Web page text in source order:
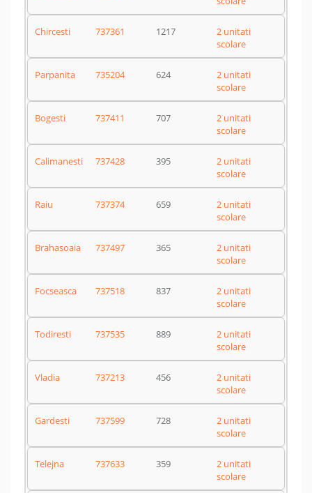
Chircesti 737361 1217
2 unitati
scolare
Parpanita 735204 624
2 unitati
scolare
Bogesti 737411 707
2 unitati
scolare
Calimanesti 737428 395
2 unitati
scolare
Raiu 737374 659
2 unitati
scolare
Brahasoaia 737497 365
2 unitati
scolare
Focseasca 737518 837
2 unitati
scolare
Todiresti 737535 889
2 unitati
scolare
Vladia 737213 456
2 unitati
scolare
Gardesti 737599 728
2 unitati
scolare
Telejna 737633 359
2 unitati
scolare